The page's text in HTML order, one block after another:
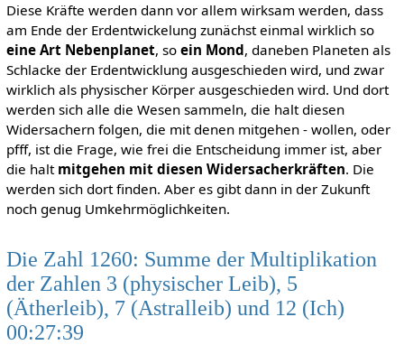
Diese Kräfte werden dann vor allem wirksam werden, dass
am Ende der Erdentwickelung zunächst einmal wirklich so
eine Art Nebenplanet, so ein Mond, daneben Planeten als
Schlacke der Erdentwicklung ausgeschieden wird, und zwar
wirklich als physischer Körper ausgeschieden wird. Und dort
werden sich alle die Wesen sammeln, die halt diesen
Widersachern folgen, die mit denen mitgehen - wollen, oder
pfff, ist die Frage, wie frei die Entscheidung immer ist, aber
die halt mitgehen mit diesen Widersacherkräften. Die
werden sich dort finden. Aber es gibt dann in der Zukunft
noch genug Umkehrmöglichkeiten.
Die Zahl 1260: Summe der Multiplikation
der Zahlen 3 (physischer Leib), 5
(Ätherleib), 7 (Astralleib) und 12 (Ich)
00:27:39